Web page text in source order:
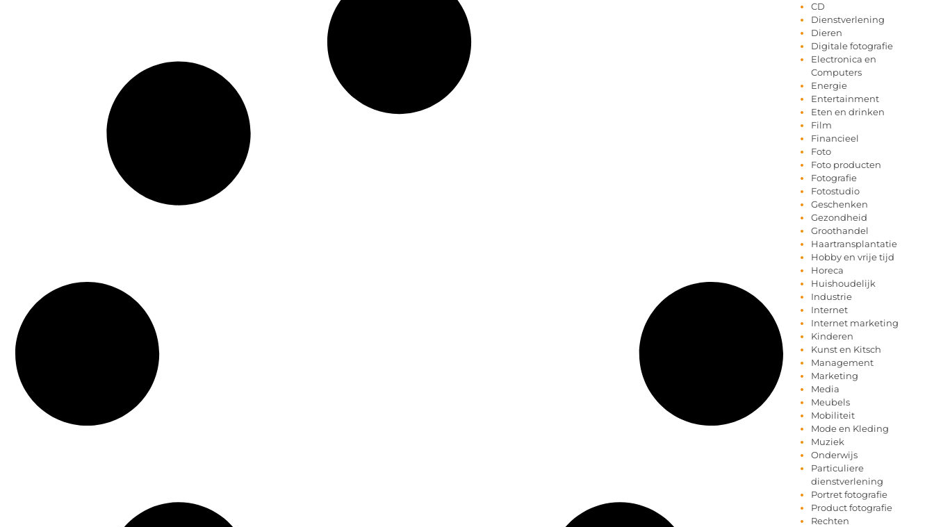
CD
Dienstverlening
Dieren
Digitale fotografie
Electronica en
Computers
Energie
Entertainment
Eten en drinken
Film
Financieel
Foto
Foto producten
Fotografie
Fotostudio
Geschenken
Gezondheid
Groothandel
Haartransplantatie
Hobby en vrije tijd
Horeca
Huishoudelijk
Industrie
Internet
Internet marketing
Kinderen
Kunst en Kitsch
Management
Marketing
Media
Meubels
Mobiliteit
Mode en Kleding
Muziek
Onderwijs
Particuliere
dienstverlening
Portret fotografie
Product fotografie
Rechten